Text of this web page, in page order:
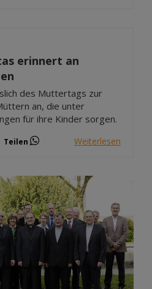
erinnert an
des Muttertags zur
an, die unter
für ihre Kinder sorgen.
Teilen Weiterlesen